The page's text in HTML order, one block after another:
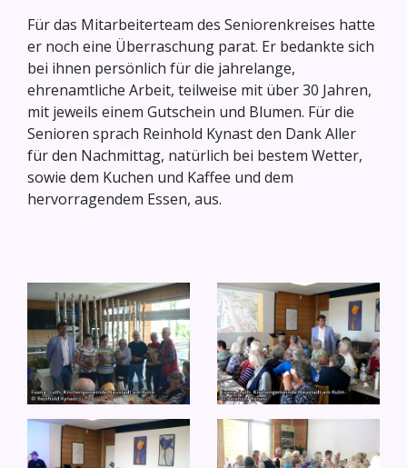
Für das Mitarbeiterteam des Seniorenkreises hatte
er noch eine Überraschung parat. Er bedankte sich
bei ihnen persönlich für die jahrelange,
ehrenamtliche Arbeit, teilweise mit über 30 Jahren,
mit jeweils einem Gutschein und Blumen. Für die
Senioren sprach Reinhold Kynast den Dank Aller
für den Nachmittag, natürlich bei bestem Wetter,
sowie dem Kuchen und Kaffee und dem
hervorragendem Essen, aus.